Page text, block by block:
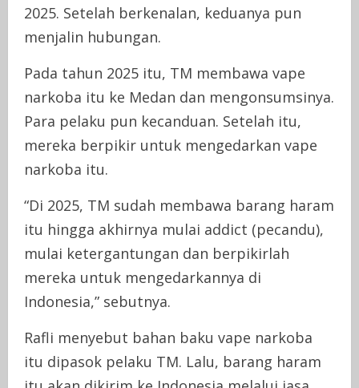
2025. Setelah berkenalan, keduanya pun
menjalin hubungan.
Pada tahun 2025 itu, TM membawa vape
narkoba itu ke Medan dan mengonsumsinya.
Para pelaku pun kecanduan. Setelah itu,
mereka berpikir untuk mengedarkan vape
narkoba itu.
“Di 2025, TM sudah membawa barang haram
itu hingga akhirnya mulai addict (pecandu),
mulai ketergantungan dan berpikirlah
mereka untuk mengedarkannya di
Indonesia,” sebutnya.
Rafli menyebut bahan baku vape narkoba
itu dipasok pelaku TM. Lalu, barang haram